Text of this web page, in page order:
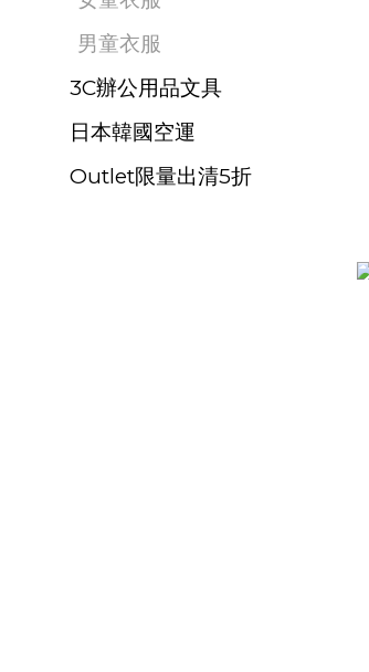
‎男童衣服
3C辦公用品文具
日本韓國空運
Outlet限量出清5折